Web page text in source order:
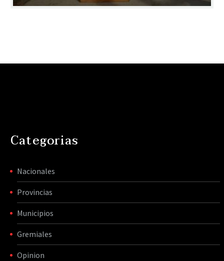
Categorias
Nacionales
Provincias
Municipios
Gremiales
Opinion